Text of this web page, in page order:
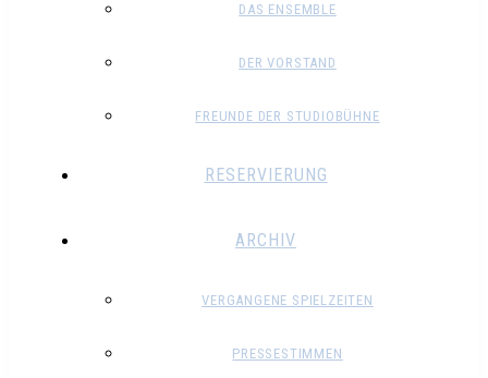
DAS ENSEMBLE
DER VORSTAND
FREUNDE DER STUDIOBÜHNE
RESERVIERUNG
ARCHIV
VERGANGENE SPIELZEITEN
PRESSESTIMMEN